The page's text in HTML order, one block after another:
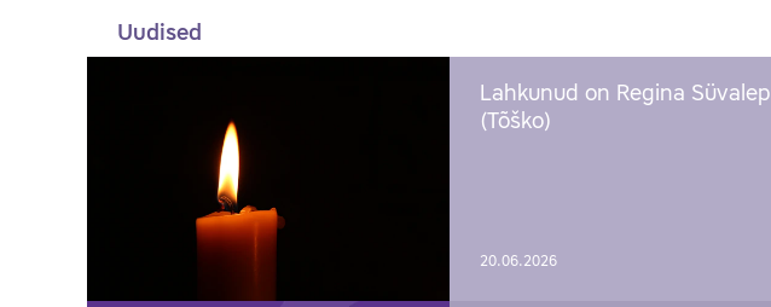
Uudised
Lahkunud on Regina Süvalep
(Tõško)
20.06.2026